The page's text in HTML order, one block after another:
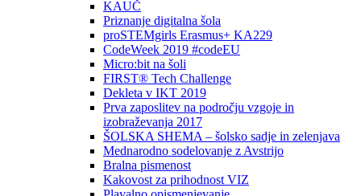
KAUČ
Priznanje digitalna šola
proSTEMgirls Erasmus+ KA229
CodeWeek 2019 #codeEU
Micro:bit na šoli
FIRST® Tech Challenge
Dekleta v IKT 2019
Prva zaposlitev na področju vzgoje in
izobraževanja 2017
ŠOLSKA SHEMA – šolsko sadje in zelenjava
Mednarodno sodelovanje z Avstrijo
Bralna pismenost
Kakovost za prihodnost VIZ